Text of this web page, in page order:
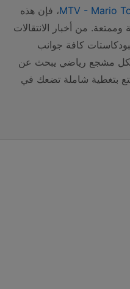
MTV - Mario، فإن هذه
من أخبار الانتقالات
كافة جوانب
لكل مشجع رياضي يبحث عن
بتغطية شاملة تضعك في